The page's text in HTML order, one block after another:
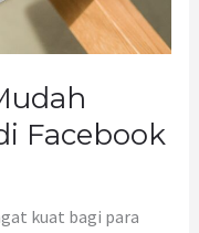
Facebook
kuat bagi para